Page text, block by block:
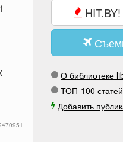
О библиотеке
ТОП-100
Добавить